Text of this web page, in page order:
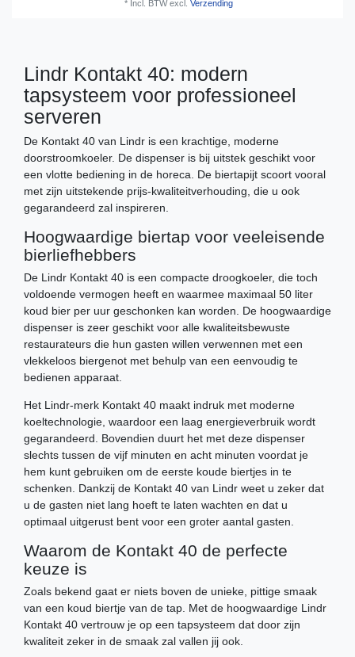
* Incl. BTWexcl.Verzending
Lindr Kontakt 40: modern
tapsysteem voor professioneel
serveren
De Kontakt 40 van Lindr is een krachtige, moderne
doorstroomkoeler. De dispenser is bij uitstek geschikt voor
een vlotte bediening in de horeca. De biertapijt scoort vooral
met zijn uitstekende prijs-kwaliteitverhouding, die u ook
gegarandeerd zal inspireren.
Hoogwaardige biertap voor veeleisende
bierliefhebbers
De Lindr Kontakt 40 is een compacte droogkoeler, die toch
voldoende vermogen heeft en waarmee maximaal 50 liter
koud bier per uur geschonken kan worden. De hoogwaardige
dispenser is zeer geschikt voor alle kwaliteitsbewuste
restaurateurs die hun gasten willen verwennen met een
vlekkeloos biergenot met behulp van een eenvoudig te
bedienen apparaat.
Het Lindr-merk Kontakt 40 maakt indruk met moderne
koeltechnologie, waardoor een laag energieverbruik wordt
gegarandeerd. Bovendien duurt het met deze dispenser
slechts tussen de vijf minuten en acht minuten voordat je
hem kunt gebruiken om de eerste koude biertjes in te
schenken. Dankzij de Kontakt 40 van Lindr weet u zeker dat
u de gasten niet lang hoeft te laten wachten en dat u
optimaal uitgerust bent voor een groter aantal gasten.
Waarom de Kontakt 40 de perfecte
keuze is
Zoals bekend gaat er niets boven de unieke, pittige smaak
van een koud biertje van de tap. Met de hoogwaardige Lindr
Kontakt 40 vertrouw je op een tapsysteem dat door zijn
kwaliteit zeker in de smaak zal vallen jij ook.